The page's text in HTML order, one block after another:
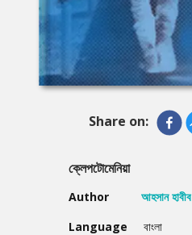
Share on:
ক্লেপটোমেনিয়া
Author
আহসান হাবীব
Language
বাংলা